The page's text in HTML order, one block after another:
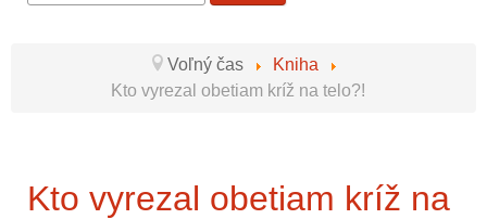
...
Voľný čas
Kniha
Kto vyrezal obetiam kríž na telo?!
Kto vyrezal obetiam kríž na